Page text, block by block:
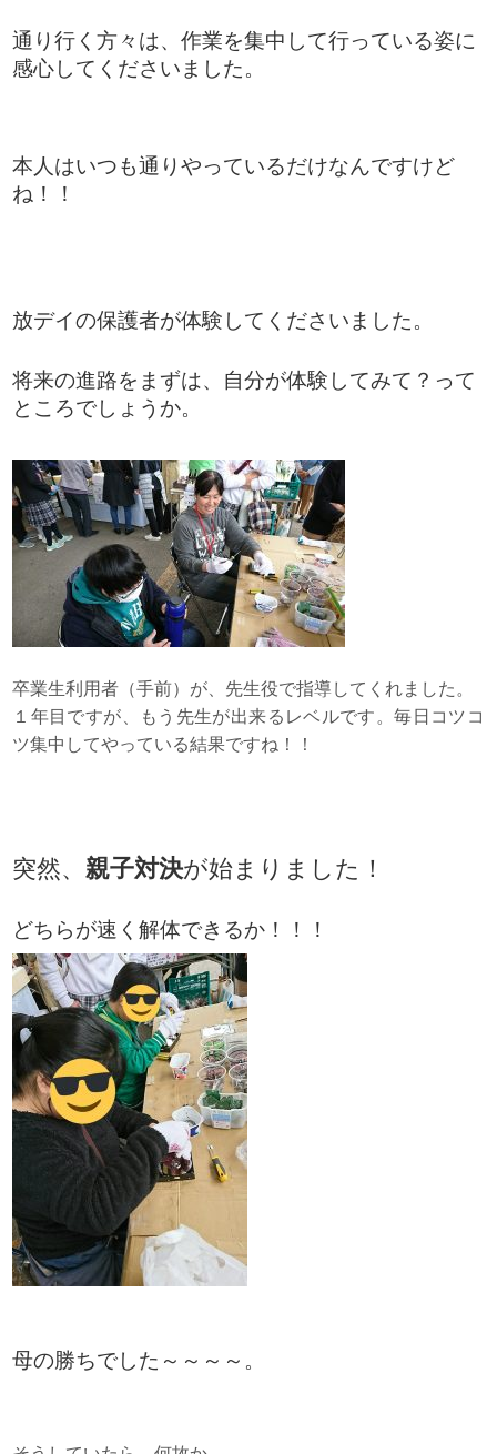
通り行く方々は、作業を集中して行っている姿に
感心してくださいました。
本人はいつも通りやっているだけなんですけど
ね！！
放デイの保護者が体験してくださいました。
将来の進路をまずは、自分が体験してみて？って
ところでしょうか。
卒業生利用者（手前）が、先生役で指導してくれました。
１年目ですが、もう先生が出来るレベルです。毎日コツコ
ツ集中してやっている結果ですね！！
突然、 親子対決が始まりました！
どちらが速く解体できるか！！！
母の勝ちでした～～～～。